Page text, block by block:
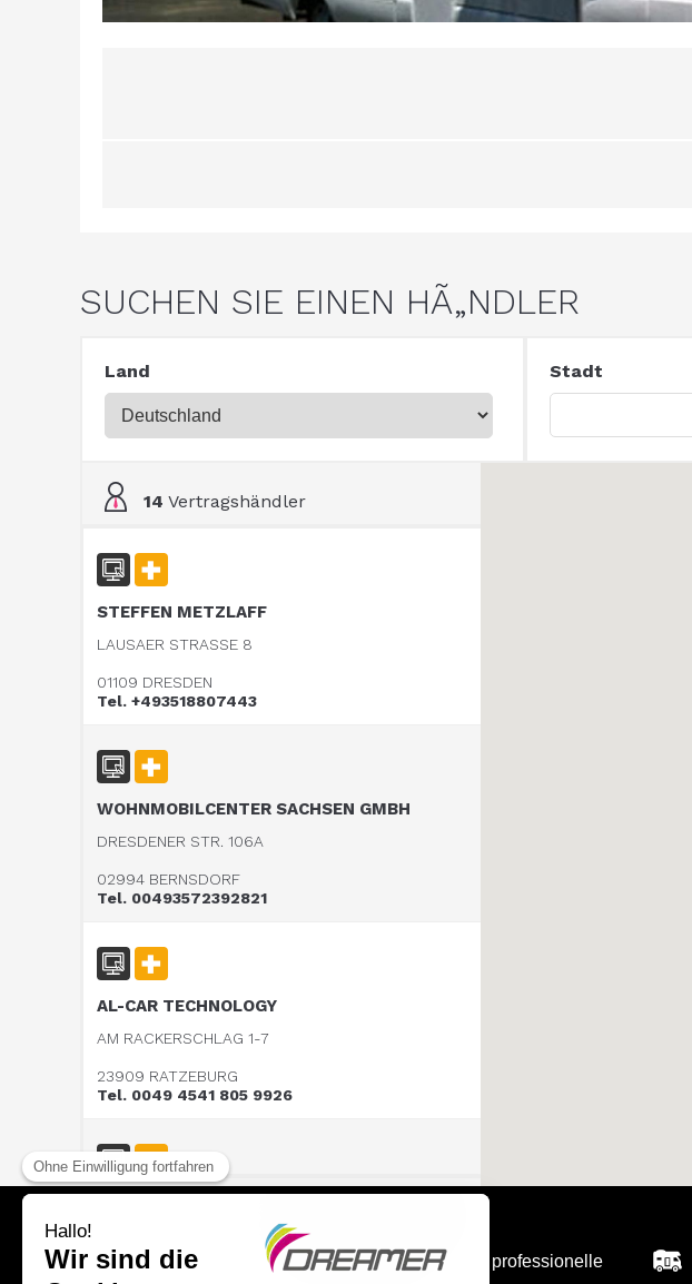
SUCHEN SIE EINEN HÃ„NDLER
Land Stadt
14 Vertragshändler
STEFFEN METZLAFF
LAUSAER STRASSE 8
01109 DRESDEN
Tel. +493518807443
WOHNMOBILCENTER SACHSEN GMBH
DRESDENER STR. 106A
02994 BERNSDORF
Tel. 00493572392821
AL-CAR TECHNOLOGY
AM RACKERSCHLAG 1-7
23909 RATZEBURG
Tel. 0049 4541 805 9926
24850 SCHUBY
Bereich fur professionelle